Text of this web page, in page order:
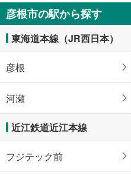
彦根市の駅から探す
東海道本線（JR西日本）
彦根
河瀬
近江鉄道近江本線
フジテック前